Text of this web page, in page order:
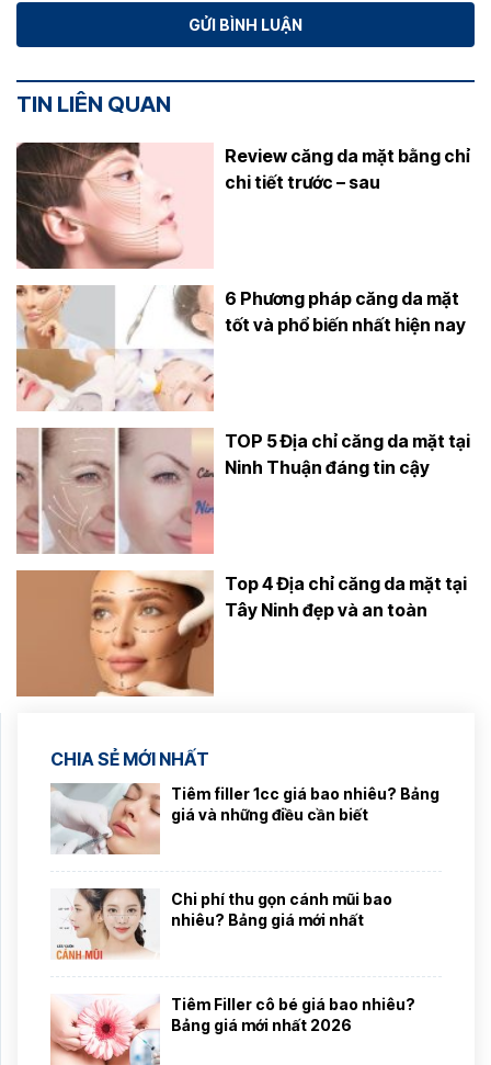
TIN LIÊN QUAN
Review căng da mặt bằng chỉ
chi tiết trước – sau
6 Phương pháp căng da mặt
tốt và phổ biến nhất hiện nay
TOP 5 Địa chỉ căng da mặt tại
Ninh Thuận đáng tin cậy
Top 4 Địa chỉ căng da mặt tại
Tây Ninh đẹp và an toàn
CHIA SẺ MỚI NHẤT
Tiêm filler 1cc giá bao nhiêu? Bảng
giá và những điều cần biết
Chi phí thu gọn cánh mũi bao
nhiêu? Bảng giá mới nhất
Tiêm Filler cô bé giá bao nhiêu?
Bảng giá mới nhất 2026